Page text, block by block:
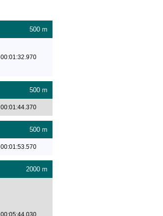
500 m
00:01:32.970
500 m
00:01:44.370
500 m
00:01:53.570
2000 m
00:05:44.030